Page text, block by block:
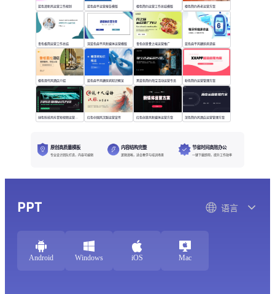
蓝色清新风运营工作规划 蓝色扁平运营报告模版 橙色简约运营工作总结模版 橙色简约养老运营方案
青色极简运营工作总结 深蓝色扁平风新媒体运营模版 青色创意食之味运营推广 蓝色扁平风糖尿病讲座
橙色现代风酒店介绍 蓝色扁平风糖尿病知识概览 黑蓝色简约淘宝活动运营专员 粉色简约运营管理方案
绿色科技风抖音短视频运营方案 红色中国风汉服运营宣传 红色创意风新媒体运营方案 深色简约风酒店运营管理方案
原创高质量模板
专业设计团队打造，内容可编辑
内容结构完整
逻辑清晰，适合教学与培训场景
节省时间高效办公
一键下载即用，提升工作效率
PPT 语言
Android Windows iOS Mac